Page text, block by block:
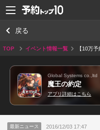
戻る
TOP イベント情報一覧 【10万
Global Systems co.,ltd
魔王の約定
アプリ詳細はこちら
最新ニュース 2016/12/03 17:47